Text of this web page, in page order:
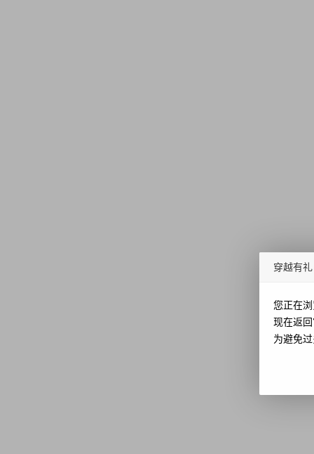
穿越有礼
您正在
现在返
为避免